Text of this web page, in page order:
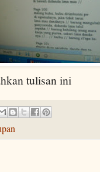
tulisan ini